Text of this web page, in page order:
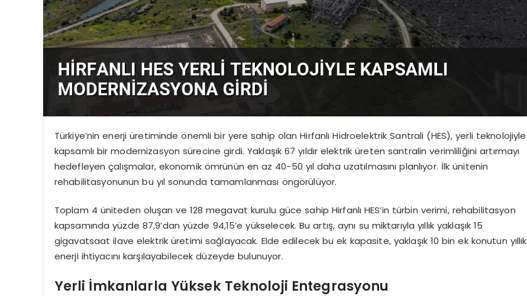
Türkiye’nin enerji üretiminde önemli bir yere sahip olan Hirfanlı Hidroelektrik Santrali (HES), yerli teknolojiyle
kapsamlı bir modernizasyon sürecine girdi. Yaklaşık 67 yıldır elektrik üreten santralin verimliliğini artırmayı
hedefleyen çalışmalar, ekonomik ömrünün en az 40-50 yıl daha uzatılmasını planlıyor. İlk ünitenin
rehabilitasyonunun bu yıl sonunda tamamlanması öngörülüyor.
Toplam 4 üniteden oluşan ve 128 megavat kurulu güce sahip Hirfanlı HES’in türbin verimi, rehabilitasyon
kapsamında yüzde 87,9’dan yüzde 94,15’e yükselecek. Bu artış, aynı su miktarıyla yıllık yaklaşık 15
gigavatsaat ilave elektrik üretimi sağlayacak. Elde edilecek bu ek kapasite, yaklaşık 10 bin ek konutun yıllık
enerji ihtiyacını karşılayabilecek düzeyde bulunuyor.
Yerli İmkanlarla Yüksek Teknoloji Entegrasyonu